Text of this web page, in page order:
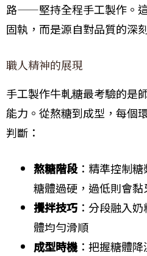
路——堅持全程手工製作。
固執，而是源自對品質的深
職人精神的展現
手工製作牛軋糖最考驗的是
能力。從熬糖到成型，每個
判斷：
熬糖階段：精準控制
糖體過硬，過低則會黏
攪拌技巧 ：分段融入
體均勻滑順
成型時機 ：把握糖體